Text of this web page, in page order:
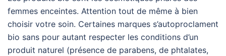
femmes enceintes. Attention tout de même à bien
choisir votre soin. Certaines marques s’autoproclament
bio sans pour autant respecter les conditions d’un
produit naturel (présence de parabens, de phtalates,